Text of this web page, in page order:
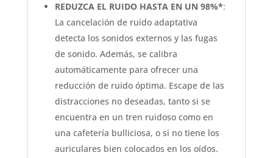
REDUZCA EL RUIDO HASTA EN UN 98%*:
La cancelación de ruido adaptativa
detecta los sonidos externos y las fugas
de sonido. Además, se calibra
automáticamente para ofrecer una
reducción de ruido óptima. Escape de las
distracciones no deseadas, tanto si se
encuentra en un tren ruidoso como en
una cafetería bulliciosa, o si no tiene los
auriculares bien colocados en los oídos.